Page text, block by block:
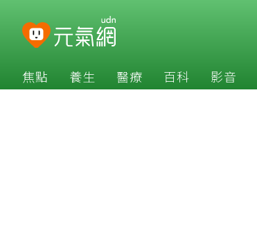
焦點 養生 醫療 百科 影音